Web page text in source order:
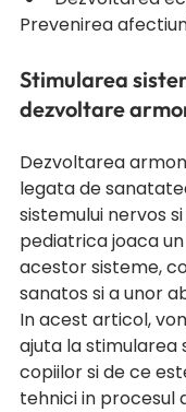
Prevenirea
Stimularea
dezvoltare
Dezvoltarea
legata de
sistemului nervos
pediatrica joaca
acestor sisteme,
sanatos si a unor
In acest articol,
ajuta la stimularea
copiilor si de ce
tehnici in procesul